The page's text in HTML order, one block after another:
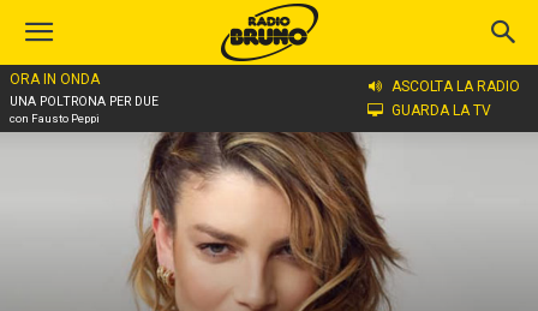
ORA IN ONDA
UNA POLTRONA PER DUE
con Fausto Peppi
ASCOLTA LA RADIO
GUARDA LA TV
Home